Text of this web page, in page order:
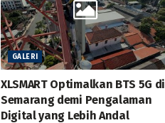
GALERI
XLSMART Optimalkan BTS 5G di
Semarang demi Pengalaman
Digital yang Lebih Andal